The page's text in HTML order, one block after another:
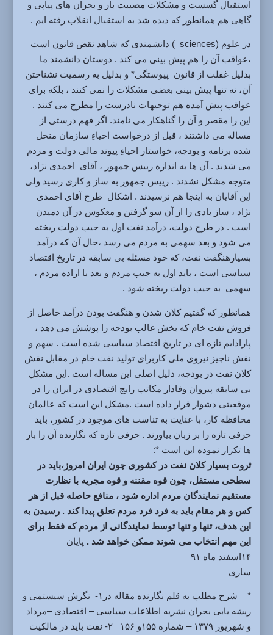
استقبال گُسست و مشکلات مصیبت بار و بحران های پیاپی و
گاهی هم همانطور که دیده شد به استقبال انقلاب رفته ایم .
در علوم (sciences ) دانشمندی که شاهد نقض قانون است
،عواقب آن را هم پیش بینی می کند . دوستان دانشمند ما
بدلیل غفلت از قانون پیوستگی* و بدلیل به رسمیت نشناختن
آن، نه تنها پیش بینی بعضی مشکلات را نمی کنند ، بلکه برای
عواقب پیش آمده هم توجیهات نادرست را مطرح می کنند .
این را مقصر و آن را گناهکار می نامند. اگر فهم درستی از
مساله می داشتند ، قبل از درخواست احیاءِ سازمان منحل
شده برنامه و بودجه، خواستار احیاءِ پیوند مالی دولت و مردم
می شدند . آن ها به اندازه رییس جمهور ، آقای احمدی نژاد،
متوجه مشکل نشدند . رییس جمهور به ساز و کاری رسید ولی
این آقایان به اینجا هم نرسیدند . اشکال طرح آقای احمدی
نژاد ، ساز بادی را از آن سو گرفتن و معکوس در آن دمیدن
است . در طرح دولت، درآمد نفت اول به جیب دولت ریخته
می شود و بعد سهمی به مردم می رسد ،حال آن که درآمد
بسیارهنگفت نفت، که خود مسئله بی سابقه در تاریخ اقتصاد
سیاسی است ، باید اول به جیب مردم و بعد با اراده مردم ،
سهمی به جیب دولت ریخته شود .
همانطور که گفتیم کلان شدن و هنگفت بودن درآمد حاصل از
فروش نفت خام که بخش غالب بودجه را پوشش می دهد ،
پارادایم تازه ای در تاریخ اقتصاد سیاسی شده است . سهم و
نقش ناچیز نیروی ملی کاربرای تولید نفت خام در مقابل نقش
کلان نفت در بودجه، دلیل اصلی این مساله است .این مشکل
بی سابقه پیروان وفادار مکاتب رایج اقتصادی در ایران را در
موقعیتی دشوار قرار داده است .مشکل این است که عالمان
محافظه کار، با عنایت به تناسب های موجود در کشور، باید
حرفی تازه را بر زبان بیاورند . حرفی تازه که نگارنده آن را بار
ها تکرار نموده این است *:
ثروت بسیار کلان نفت در کشوری چون ایران امروز،باید در
سطحی مستقل، چون قوه مقننه و قوه مجریه با نظارت
مستقیم نمایندگان مردم اداره شود ، منافع حاصله قبل از هر
کس و هر مقام باید به فرد فرد مردم تعلق پیدا کند . رسیدن به
این هدف، تنها و تنها توسط نمایندگانی از مردم که فقط برای
این مهم انتخاب می شوند ممکن خواهد شد . پایان
۱۴اسفند ماه ۹۱
ساری
* شرح مطلب به قلم نگارنده مقاله در۱- نگرش سیستمی و
ریشه یابی بحران نشریه اطلاعات سیاسی – اقتصادی –مرداد
و شهریور ۱۳۷۹ – شماره ۱۵۵و ۱۵۶ ۲- نفت باید در مالکیت